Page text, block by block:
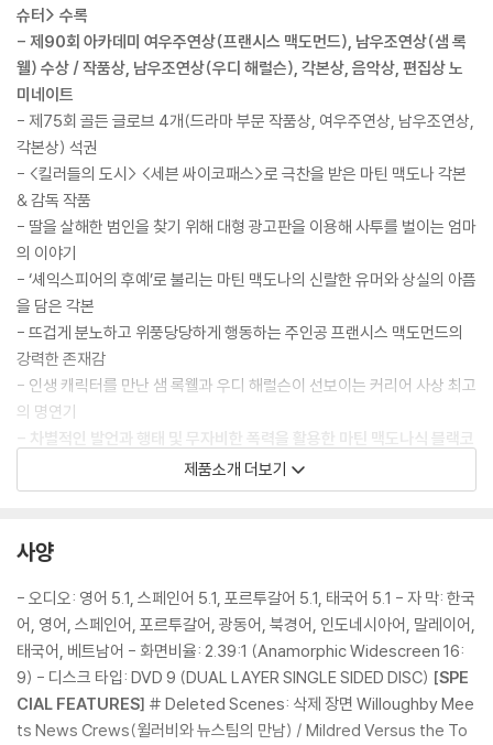
슈터> 수록
- 제90회 아카데미 여우주연상(프랜시스 맥도먼드), 남우조연상(샘 록
웰) 수상 / 작품상, 남우조연상(우디 해럴슨), 각본상, 음악상, 편집상 노
미네이트
- 제75회 골든 글로브 4개(드라마 부문 작품상, 여우주연상, 남우조연상,
각본상) 석권
- <킬러들의 도시> <세븐 싸이코패스>로 극찬을 받은 마틴 맥도나 각본
& 감독 작품
- 딸을 살해한 범인을 찾기 위해 대형 광고판을 이용해 사투를 벌이는 엄마
의 이야기
- ‘셰익스피어의 후예’로 불리는 마틴 맥도나의 신랄한 유머와 상실의 아픔
을 담은 각본
- 뜨겁게 분노하고 위풍당당하게 행동하는 주인공 프랜시스 맥도먼드의
강력한 존재감
- 인생 캐릭터를 만난 샘 록웰과 우디 해럴슨이 선보이는 커리어 사상 최고
의 명연기
- 차별적인 발언과 행태 및 무자비한 폭력을 활용한 마틴 맥도나식 블랙코
- 증오와 분노가 더이상 확산되지 않도록 반성과 화해의 길로 나아가는 인
- 인물들의 상황과 감정 상태에 완벽하게 어울리는 선율로 몰입감을 더해
- 노스캐롤라이나주 실버에 세운 허구의 작은 마을 ‘에빙’의 평화롭고 적막
한 풍경
- <어벤져스: 에이지 오브 울트론> <가디언즈 오브 갤럭시> 벤 데이비스
촬영
- <캐롤> <괴물들이 사는 나라> <노인을 위한 나라는 없다> 카터 버웰
음악
제품소개 더보기
사양
- 오디오: 영어 5.1, 스페인어 5.1, 포르투갈어 5.1, 태국어 5.1 - 자 막: 한국
어, 영어, 스페인어, 포르투갈어, 광동어, 북경어, 인도네시아어, 말레이어,
태국어, 베트남어 - 화면비율: 2.39:1 (Anamorphic Widescreen 16:
9) - 디스크 타입: DVD 9 (DUAL LAYER SINGLE SIDED DISC) [SPE
CIAL FEATURES] # Deleted Scenes: 삭제 장면 Willoughby Mee
ts News Crews(윌러비와 뉴스팀의 만남) / Mildred Versus the To